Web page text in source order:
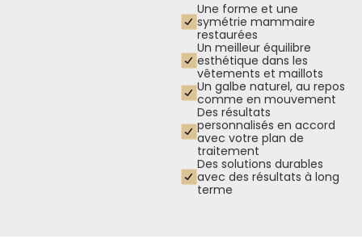
Une forme et une
symétrie mammaire
restaurées
Un meilleur équilibre
esthétique dans les
vêtements et maillots
Un galbe naturel, au repos
comme en mouvement
Des résultats
personnalisés en accord
avec votre plan de
traitement
Des solutions durables
avec des résultats à long
terme